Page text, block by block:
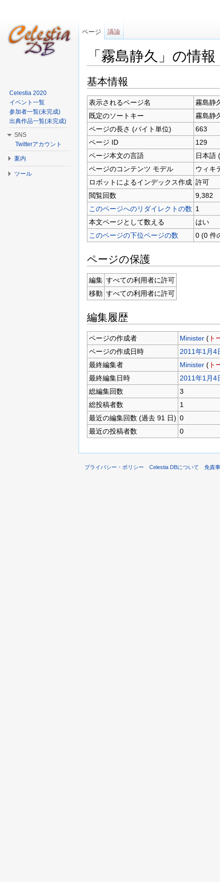
「霧島静久」の情報
基本情報
表示されるページ名
霧島静
既定のソートキー
霧島静
ページの長さ (バイト単位)
663
ページ ID
129
ページ本文の言語
日本語
ページのコンテンツ モデル
ウィキ
ロボットによるインデックス作成 許可
閲覧回数
9,382
このページへのリダイレクトの数 1
本文ページとして数える
はい
このページの下位ページの数
0 (0 件
ページの保護
編集 すべての利用者に許可
移動 すべての利用者に許可
編集履歴
ページの作成者 Minister (ト
ページの作成日時
2011年1月4
最終編集者
Minister (ト
最終編集日時
2011年1月4
総編集回数
3
総投稿者数
1
最近の編集回数 (過去 91 日) 0
最近の投稿者数
0
ページ 議論
Celestia 2020
イベント一覧
参加者一覧(未完成)
出典作品一覧(未完成)
SNS
Twitterアカウント
案内
ツール
プライバシー・ポリシー Celestia DBについて 免責